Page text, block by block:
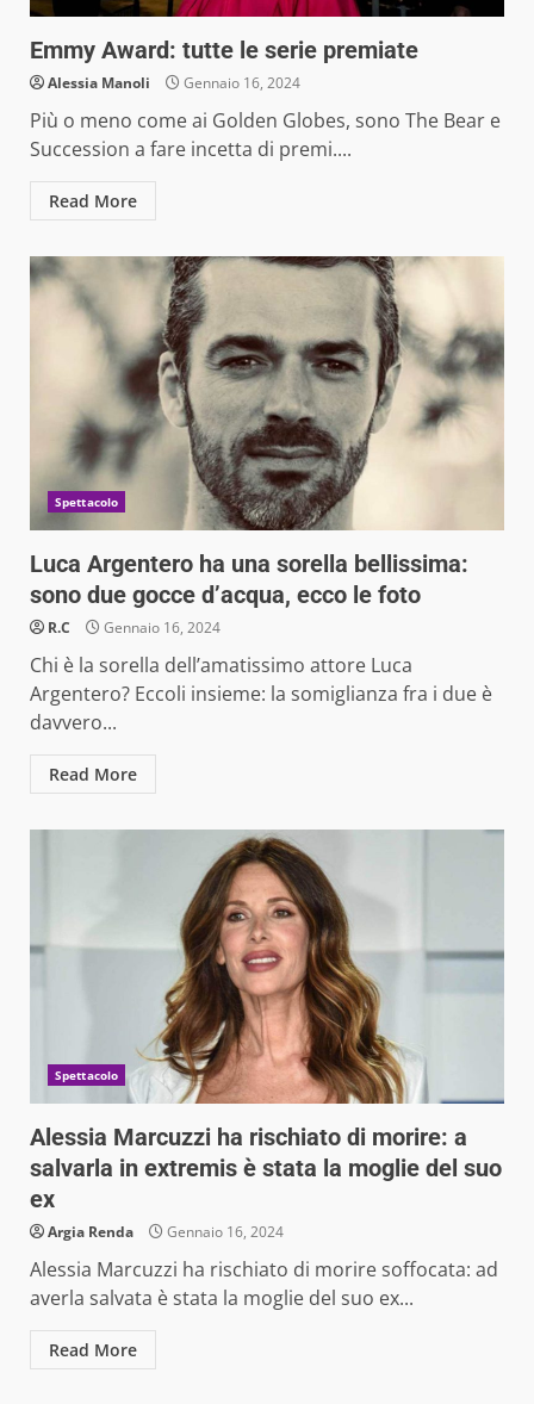
Emmy Award: tutte le serie premiate
Alessia Manoli Gennaio 16, 2024
Più o meno come ai Golden Globes, sono The Bear e
Succession a fare incetta di premi....
Read More
Spettacolo
Luca Argentero ha una sorella bellissima:
sono due gocce d’acqua, ecco le foto
R.C Gennaio 16, 2024
Chi è la sorella dell’amatissimo attore Luca
Argentero? Eccoli insieme: la somiglianza fra i due è
davvero...
Read More
Spettacolo
Alessia Marcuzzi ha rischiato di morire: a
salvarla in extremis è stata la moglie del suo
ex
Argia Renda Gennaio 16, 2024
Alessia Marcuzzi ha rischiato di morire soffocata: ad
averla salvata è stata la moglie del suo ex...
Read More